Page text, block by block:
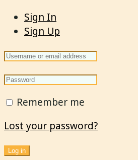
Sign In
Sign Up
Remember me
Lost your password?
Log in